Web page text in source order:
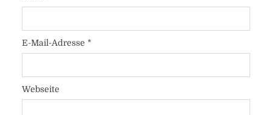
E-Mail-Adresse *
Webseite